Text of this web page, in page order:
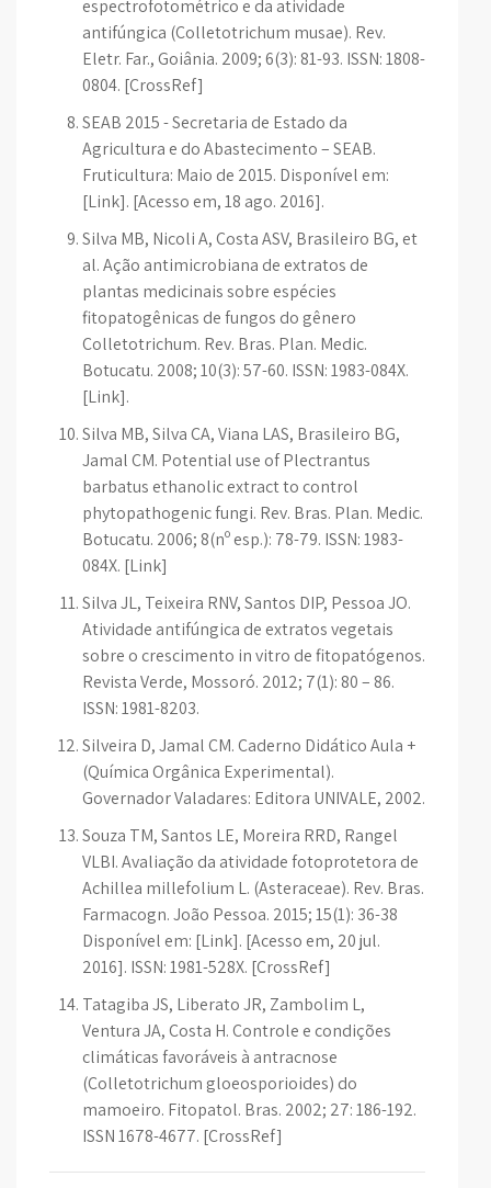
espectrofotométrico e da atividade
antifúngica (Colletotrichum musae). Rev.
Eletr. Far., Goiânia. 2009; 6(3): 81-93. ISSN: 1808-
0804. [CrossRef]
SEAB 2015 - Secretaria de Estado da
Agricultura e do Abastecimento – SEAB.
Fruticultura: Maio de 2015. Disponível em:
[Link]. [Acesso em, 18 ago. 2016].
Silva MB, Nicoli A, Costa ASV, Brasileiro BG, et
al. Ação antimicrobiana de extratos de
plantas medicinais sobre espécies
fitopatogênicas de fungos do gênero
Colletotrichum. Rev. Bras. Plan. Medic.
Botucatu. 2008; 10(3): 57-60. ISSN: 1983-084X.
[Link].
Silva MB, Silva CA, Viana LAS, Brasileiro BG,
Jamal CM. Potential use of Plectrantus
barbatus ethanolic extract to control
phytopathogenic fungi. Rev. Bras. Plan. Medic.
Botucatu. 2006; 8(nº esp.): 78-79. ISSN: 1983-
084X. [Link]
Silva JL, Teixeira RNV, Santos DIP, Pessoa JO.
Atividade antifúngica de extratos vegetais
sobre o crescimento in vitro de fitopatógenos.
Revista Verde, Mossoró. 2012; 7(1): 80 – 86.
ISSN: 1981-8203.
Silveira D, Jamal CM. Caderno Didático Aula +
(Química Orgânica Experimental).
Governador Valadares: Editora UNIVALE, 2002.
Souza TM, Santos LE, Moreira RRD, Rangel
VLBI. Avaliação da atividade fotoprotetora de
Achillea millefolium L. (Asteraceae). Rev. Bras.
Farmacogn. João Pessoa. 2015; 15(1): 36-38
Disponível em: [Link]. [Acesso em, 20 jul.
2016]. ISSN: 1981-528X. [CrossRef]
Tatagiba JS, Liberato JR, Zambolim L,
Ventura JA, Costa H. Controle e condições
climáticas favoráveis à antracnose
(Colletotrichum gloeosporioides) do
mamoeiro. Fitopatol. Bras. 2002; 27: 186-192.
ISSN 1678-4677. [CrossRef]